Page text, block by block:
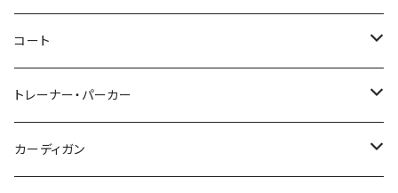
46/M
48/L
50/XL～
～44/S
46/M
48/L
コート
～44/S
46/M
トレーナー・パーカー
～44/S
カーディガン